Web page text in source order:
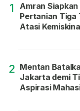
1
Amran
Pertanian Tiga
Atasi
2 Mentan
Jakarta demi
Aspirasi